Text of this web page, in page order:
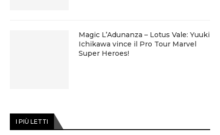
Magic L’Adunanza – Lotus Vale: Yuuki
Ichikawa vince il Pro Tour Marvel
Super Heroes!
I PIÙ LETTI